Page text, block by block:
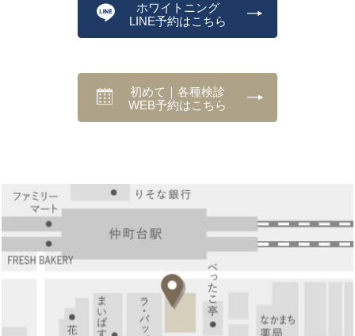
ホワイトニング
LINE予約はこちら
初めて｜各種検診
WEB予約はこちら